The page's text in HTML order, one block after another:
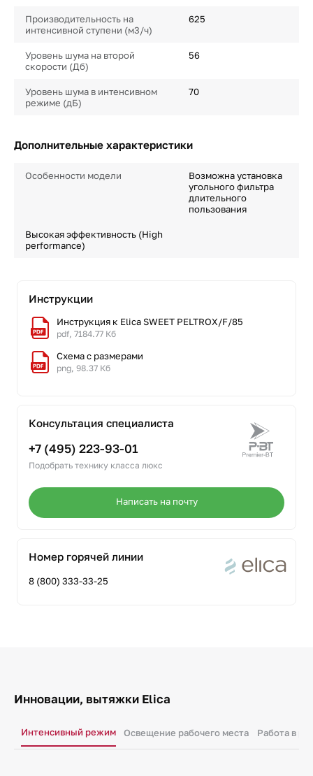
Производительность на
интенсивной ступени (м3/ч)
625
Уровень шума на второй
скорости (Дб)
56
Уровень шума в интенсивном
режиме (дБ)
70
Дополнительные характеристики
Особенности модели
Возможна установка
угольного фильтра
длительного
пользования
Высокая эффективность (High
performance)
Инструкции
Инструкция к Elica SWEET PELTROX/F/85
pdf, 7184.77 Кб
Схема с размерами
png, 98.37 Кб
Консультация специалиста
+7 (495) 223-93-01
Подобрать технику класса люкс
Написать на почту
Номер горячей линии
8 (800) 333-33-25
Инновации, вытяжки Elica
Интенсивный режим Освещение рабочего места Работа в